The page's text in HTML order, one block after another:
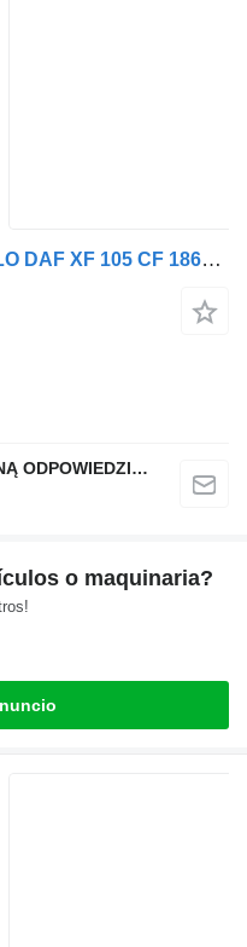
CINTA DE VOLANTE EN ROLLO DAF XF 105 CF 1864886 clockspring para DAF XF 105 CF cabeza tractora
QINDITO SPÓŁKA Z OGRANICZONĄ ODPOWIEDZIALNOŚCIĄ
o maquinaria?